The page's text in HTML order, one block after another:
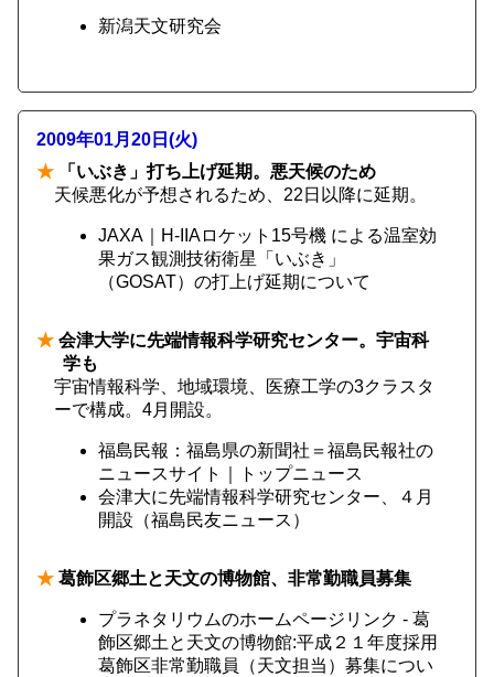
新潟天文研究会
2009年01月20日(火)
★ 「いぶき」打ち上げ延期。悪天候のため
天候悪化が予想されるため、22日以降に延期。
JAXA｜H-IIAロケット15号機 による温室効
果ガス観測技術衛星「いぶき」
（GOSAT）の打上げ延期について
★ 会津大学に先端情報科学研究センター。宇宙科
学も
宇宙情報科学、地域環境、医療工学の3クラスタ
ーで構成。4月開設。
福島民報：福島県の新聞社＝福島民報社の
ニュースサイト｜トップニュース
会津大に先端情報科学研究センター、４月
開設（福島民友ニュース）
★ 葛飾区郷土と天文の博物館、非常勤職員募集
プラネタリウムのホームページリンク - 葛
飾区郷土と天文の博物館:平成２１年度採用
葛飾区非常勤職員（天文担当）募集につい